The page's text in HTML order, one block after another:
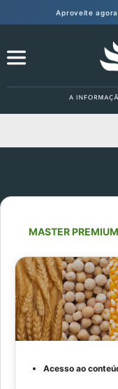
Aproveite agora
MASTER
Acesso ao